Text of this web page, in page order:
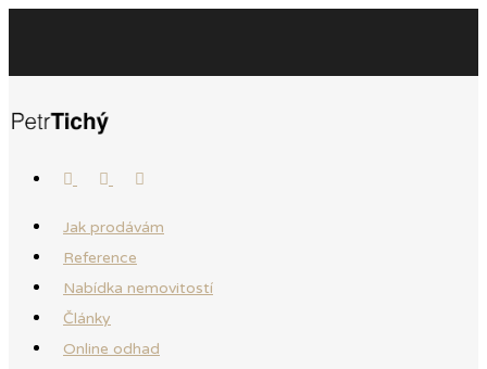
Jak prodávám
Reference
Nabídka nemovitostí
Články
Online odhad